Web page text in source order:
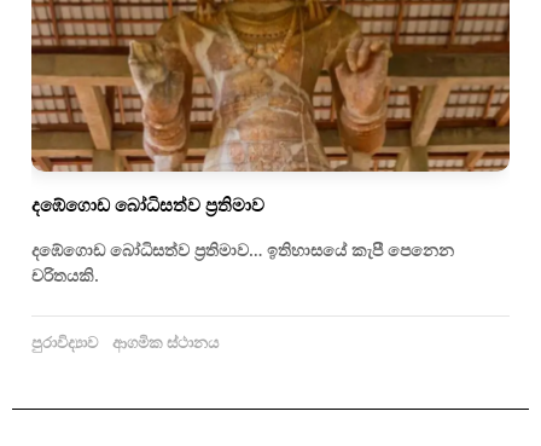
දඹේගොඩ බෝධිසත්ව ප්‍රතිමාව
දඹේගොඩ බෝධිසත්ව ප්‍රතිමාව… ඉතිහාසයේ කැපී පෙනෙන
චරිතයකි.
පුරාවිද්‍යාව ආගමික ස්ථානය